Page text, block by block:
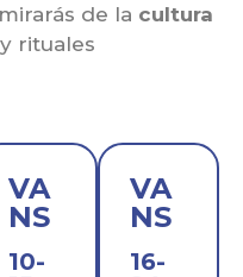
de la cultura
rituales
VA
NS
10-
VA
NS
16-